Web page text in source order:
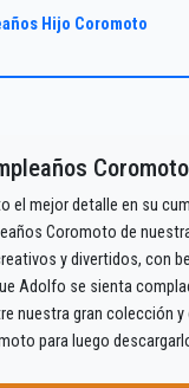
Hijo Coromoto
Coromoto
el mejor detalle en su
Coromoto de
y divertidos, con
Adolfo se sienta
nuestra gran colección y
para luego